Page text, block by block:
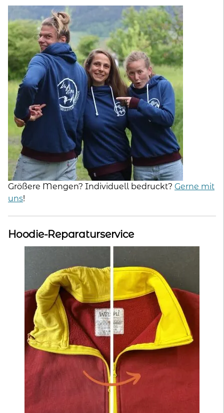
Größere Mengen? Individuell bedruckt? Gerne mit
uns!
Hoodie-Reparaturservice